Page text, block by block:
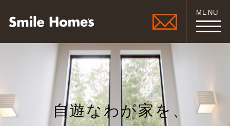
MENU
自遊なわが家を、